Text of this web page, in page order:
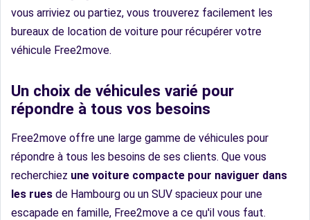
vous arriviez ou partiez, vous trouverez facilement les
bureaux de location de voiture pour récupérer votre
véhicule Free2move.
Un choix de véhicules varié pour
répondre à tous vos besoins
Free2move offre une large gamme de véhicules pour
répondre à tous les besoins de ses clients. Que vous
recherchiez une voiture compacte pour naviguer dans
les rues de Hambourg ou un SUV spacieux pour une
escapade en famille, Free2move a ce qu'il vous faut.